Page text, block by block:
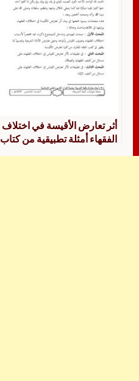
أثر تعارض الأقيسة في اختلاف
الفقهاء أمثلة تطبيقية من كتاب